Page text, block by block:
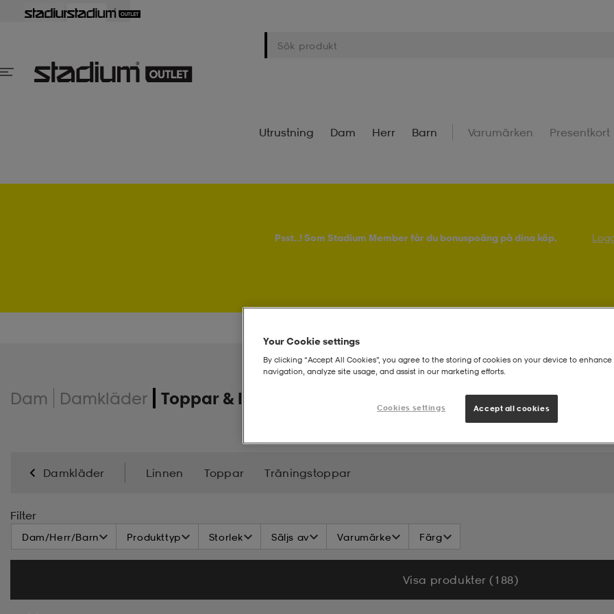
Utrustning Dam Herr Barn Varumärken Presentkort
Psst..! Som Stadium Member får du bonuspoäng på dina köp.
Dam Damkläder Toppar & linnen
Damkläder Linnen Toppar Träningstoppar
Filter
Dam/Herr/Barn Produkttyp Storlek Säljs av Varumärke Färg
Visa produkter (188)
Your Cookie settings
By clicking “Accept All Cookies”, you agree to the storing of cookies on your device to enhance
navigation, analyze site usage, and assist in our marketing efforts.
Cookies settings Accept all cookies